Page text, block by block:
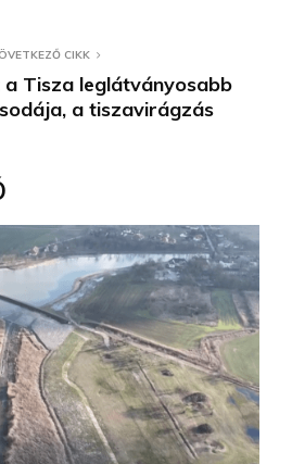
CIKK
Tisza leglátványosabb
a tiszavirágzás